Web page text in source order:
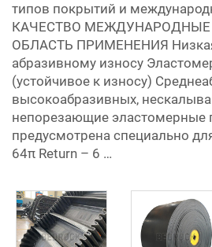
типов покрытий и
КАЧЕСТВО
ОБЛАСТЬ ПРИМЕНЕНИЯ Низкая
абразивному износу
(устойчивое к износу)
высокоабразивных,
непорезающие эластомерные
предусмотрена специально
64π Return – 6 …